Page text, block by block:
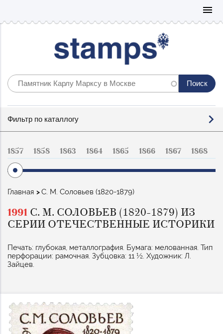
menu
по
Фильтр по каталлогу
1857 1858 1863 1864 1865 1866 1867 1868
Строка
Главная С. М. Соловьев (1820-1879)
1991 С. М. СОЛОВЬЕВ (1820-1879) ИЗ
СЕРИИ ОТЕЧЕСТВЕННЫЕ ИСТОРИКИ
Печать: глубокая, металлография. Бумага: мелованная. Тип
перфорации: рамочная. Зубцовка: 11 ½. Художник: Л.
Зайцев.